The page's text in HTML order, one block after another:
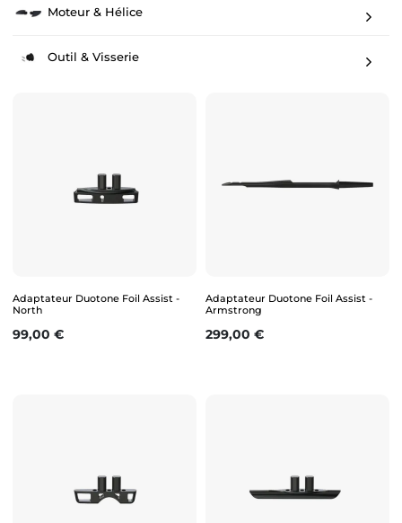
Moteur & Hélice
Outil & Visserie
Adaptateur Duotone Foil Assist -
North
Prix
99,00 €
Adaptateur Duotone Foil Assist -
Armstrong
Prix
299,00 €